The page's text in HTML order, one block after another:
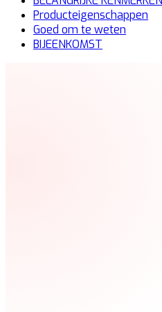
Producteigenschappen
Goed om te weten
BIJEENKOMST